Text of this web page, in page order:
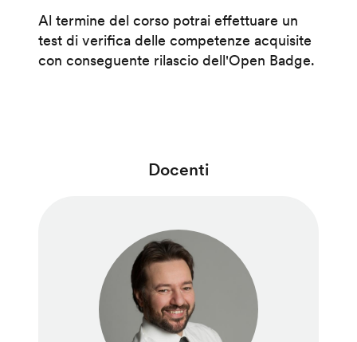
Al termine del corso potrai effettuare un
test di verifica delle competenze acquisite
con conseguente rilascio dell'Open Badge.
Docenti